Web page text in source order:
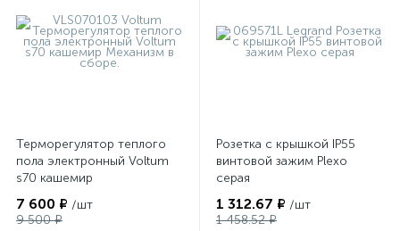
Терморегулятор теплого
пола электронный Voltum
s70 кашемир
7 600 ₽ /шт
9 500 ₽
Розетка с крышкой IP55
винтовой зажим Plexo
серая
1 312.67 ₽ /шт
1 458.52 ₽